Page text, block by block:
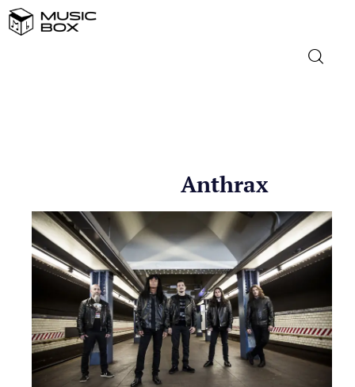
STRANA GLAZBA
FILM
MUSIC BOX
Anthrax